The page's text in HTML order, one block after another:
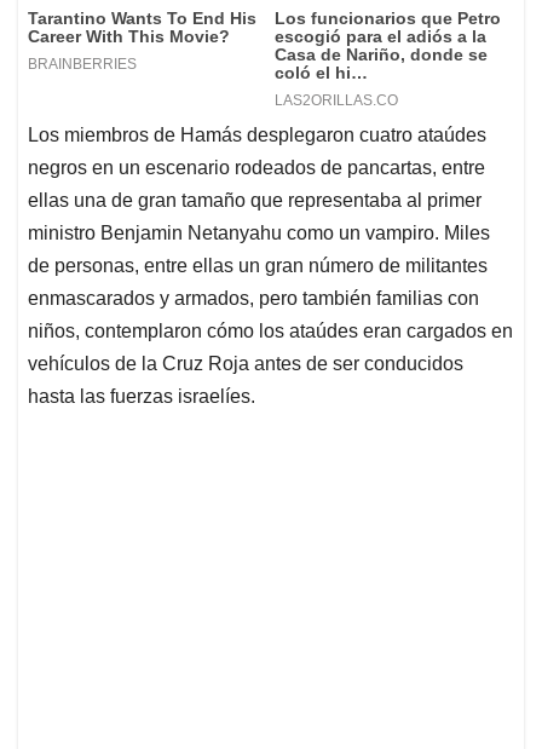
Los miembros de Hamás desplegaron cuatro ataúdes
negros en un escenario rodeados de pancartas, entre
ellas una de gran tamaño que representaba al primer
ministro Benjamin Netanyahu como un vampiro. Miles
de personas, entre ellas un gran número de militantes
enmascarados y armados, pero también familias con
niños, contemplaron cómo los ataúdes eran cargados en
vehículos de la Cruz Roja antes de ser conducidos
hasta las fuerzas israelíes.